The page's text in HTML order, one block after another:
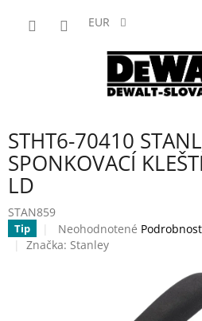
EUR
STHT6-70410
SPONKOVACÍ
LD
STAN859
Tip
Priemerné
hodnotenie
Neohodnotené
Značka: Stanley